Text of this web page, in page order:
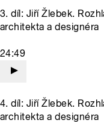
3. díl: Jiří Žlebek.
architekta a designéra
24:49
4. díl: Jiří Žlebek.
architekta a designéra